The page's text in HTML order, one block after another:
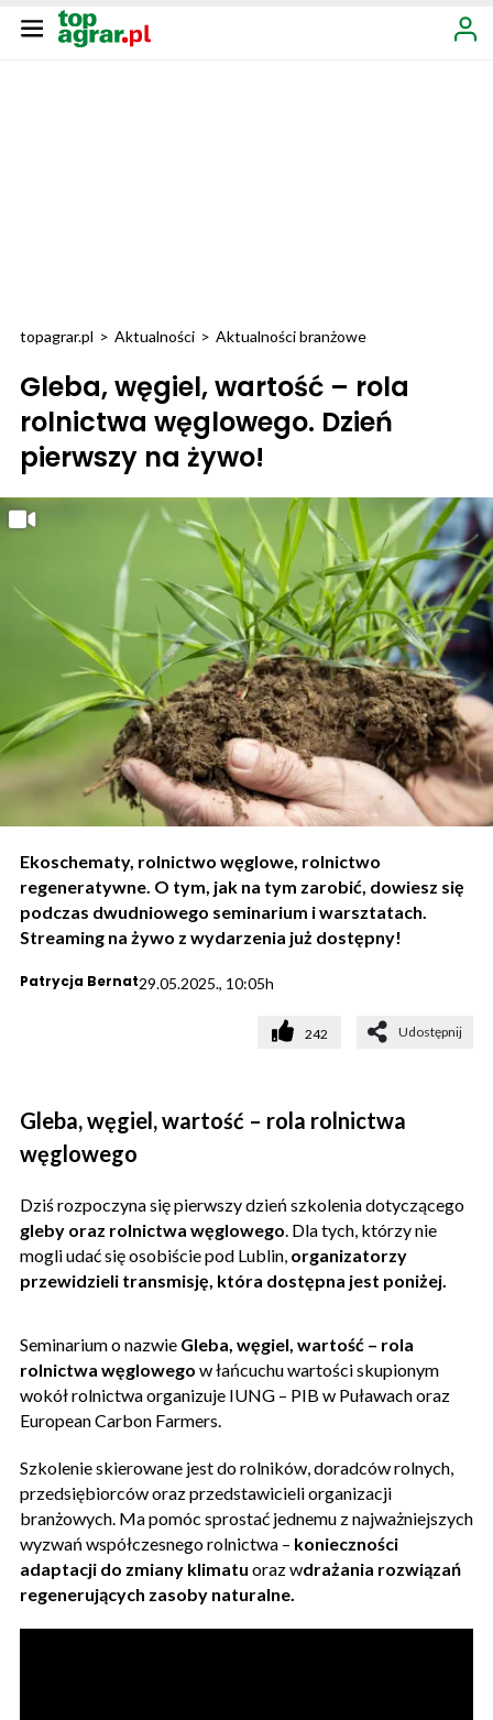
topagrar.pl > Aktualności > Aktualności branżowe
Gleba, węgiel, wartość – rola
rolnictwa węglowego. Dzień
pierwszy na żywo!
Ekoschematy, rolnictwo węglowe, rolnictwo
regeneratywne. O tym, jak na tym zarobić, dowiesz się
podczas dwudniowego seminarium i warsztatach.
Streaming na żywo z wydarzenia już dostępny!
Patrycja Bernat29.05.2025., 10:05h
242 Udostępnij
Gleba, węgiel, wartość – rola rolnictwa
węglowego
Dziś rozpoczyna się pierwszy dzień szkolenia dotyczącego
gleby oraz rolnictwa węglowego . Dla tych, którzy nie
mogli udać się osobiście pod Lublin, organizatorzy
przewidzieli transmisję, która dostępna jest poniżej.
Seminarium o nazwie Gleba, węgiel, wartość – rola
rolnictwa węglowego w łańcuchu wartości skupionym
wokół rolnictwa organizuje IUNG – PIB w Puławach oraz
European Carbon Farmers.
Szkolenie skierowane jest do rolników, doradców rolnych,
przedsiębiorców oraz przedstawicieli organizacji
branżowych. Ma pomóc sprostać jednemu z najważniejszych
wyzwań współczesnego rolnictwa – konieczności
adaptacji do zmiany klimatu oraz wdrażania rozwiązań
regenerujących zasoby naturalne.